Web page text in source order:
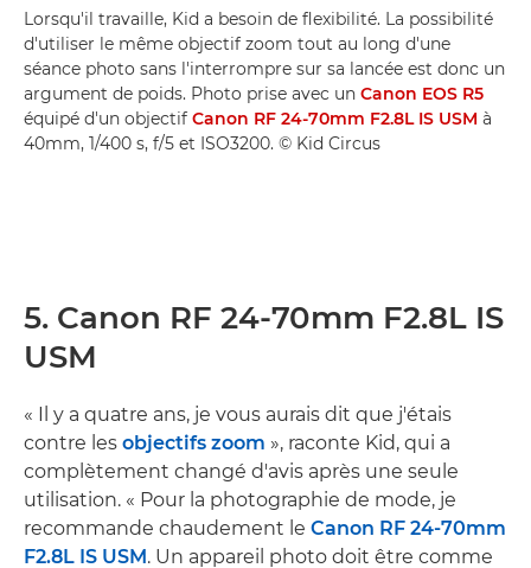
Lorsqu'il travaille, Kid a besoin de flexibilité. La possibilité
d'utiliser le même objectif zoom tout au long d'une
séance photo sans l'interrompre sur sa lancée est donc un
argument de poids. Photo prise avec un Canon EOS R5
équipé d'un objectif Canon RF 24-70mm F2.8L IS USM à
40mm, 1/400 s, f/5 et ISO3200. © Kid Circus
5. Canon RF 24-70mm F2.8L IS
USM
« Il y a quatre ans, je vous aurais dit que j'étais
contre les objectifs zoom », raconte Kid, qui a
complètement changé d'avis après une seule
utilisation. « Pour la photographie de mode, je
recommande chaudement le Canon RF 24-70mm
F2.8L IS USM . Un appareil photo doit être comme